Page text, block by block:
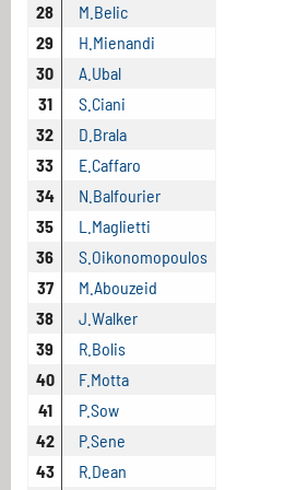
28
M.Belic
29
H.Mienandi
30
A.Ubal
31
S.Ciani
32
D.Brala
33
E.Caffaro
34
N.Balfourier
35
L.Maglietti
36
S.Oikonomopoulos
37
M.Abouzeid
38
J.Walker
39
R.Bolis
40
F.Motta
41
P.Sow
42
P.Sene
43
R.Dean